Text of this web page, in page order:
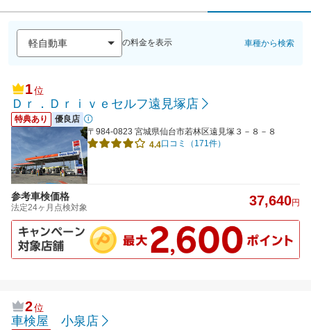
の料金を表示 車種から検索
1位
Ｄｒ．Ｄｒｉｖｅセルフ遠見塚店
特典あり
優良店
〒984-0823 宮城県仙台市若林区遠見塚３－８－８
4.4口コミ（171件）
参考車検価格
法定24ヶ月点検対象 37,640円
2位
車検屋 小泉店